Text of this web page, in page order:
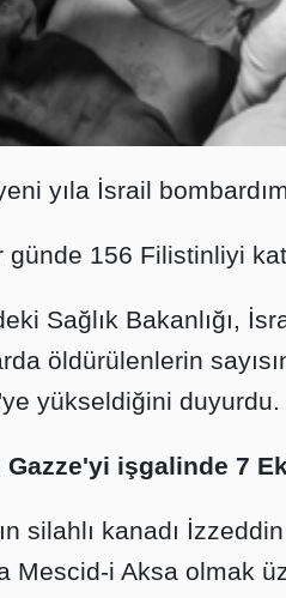
yıla İsrail
günde 156 Filistinliyi
Sağlık Bakanlığı,
öldürülenlerin
yükseldiğini duyurdu.
işgalinde 7
silahlı kanadı
Mescid-i Aksa olmak